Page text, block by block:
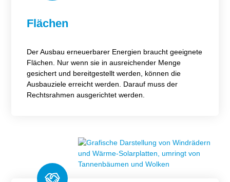
Flächen
Der Ausbau erneuerbarer Energien braucht geeignete
Flächen. Nur wenn sie in ausreichender Menge
gesichert und bereitgestellt werden, können die
Ausbauziele erreicht werden. Darauf muss der
Rechtsrahmen ausgerichtet werden.